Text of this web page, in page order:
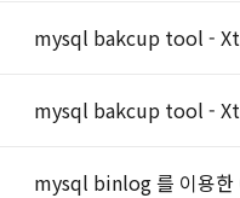
mysql bakcup tool -
mysql bakcup tool -
mysql binlog 를 이용한